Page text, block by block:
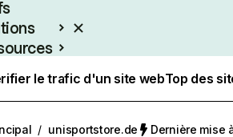
le trafic d'un site webTop des
/ unisportstore.de Dernière mise